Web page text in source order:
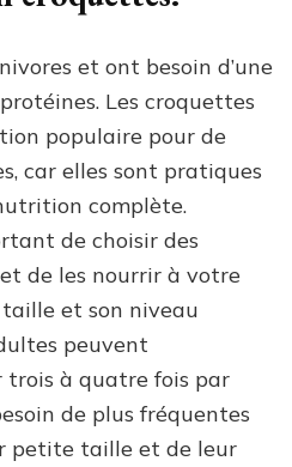
et ont besoin d’une
Les croquettes
populaire pour de
car elles sont pratiques
complète.
de choisir des
de les nourrir à votre
et son niveau
peuvent
à quatre fois par
de plus fréquentes
petite taille et de leur